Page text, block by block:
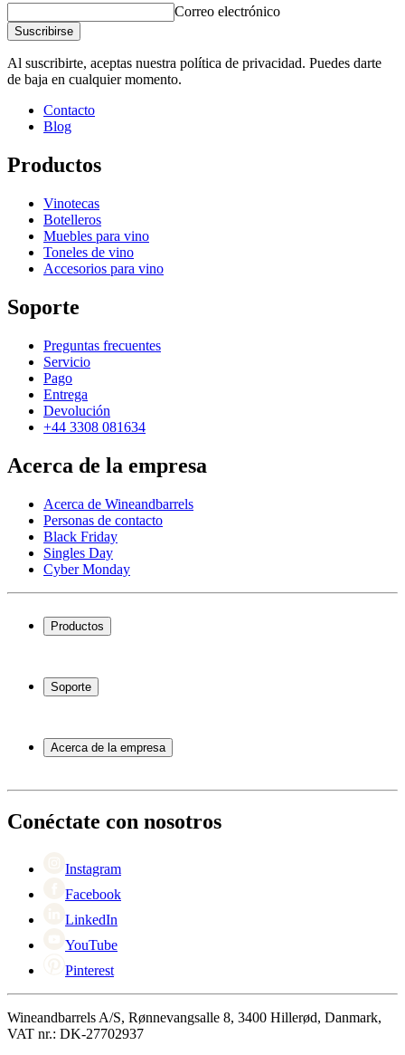
Correo electrónico
Suscribirse
Al suscribirte, aceptas nuestra política de privacidad. Puedes darte
de baja en cualquier momento.
Contacto
Blog
Productos
Vinotecas
Botelleros
Muebles para vino
Toneles de vino
Accesorios para vino
Soporte
Preguntas frecuentes
Servicio
Pago
Entrega
Devolución
+44 3308 081634
Acerca de la empresa
Acerca de Wineandbarrels
Personas de contacto
Black Friday
Singles Day
Cyber Monday
Productos
Botelleros
Muebles para vino
Soporte
Servicio
Pago
Devolución
Acerca de la empresa
Black Friday
Singles Day
Conéctate con nosotros
Instagram
Facebook
LinkedIn
YouTube
Pinterest
Wineandbarrels A/S, Rønnevangsalle 8, 3400 Hillerød, Danmark,
VAT nr.: DK-27702937